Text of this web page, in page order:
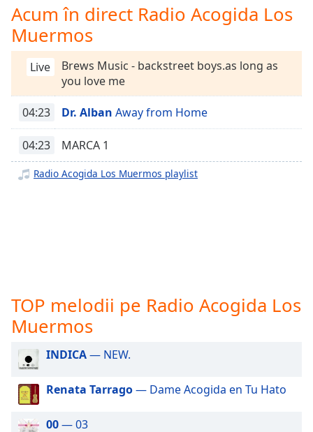
descriptions
off,
selected
subtitles
settings,
opens
subtitles
settings
Picture-
in-
Picture
This
modal
window.
Acum în direct Radio Acogida Los
Muermos
Live
Brews Music - backstreet boys.as long as
you love me
04:23 Dr. Alban Away from Home
04:23 MARCA 1
Radio Acogida Los Muermos playlist
TOP melodii pe Radio Acogida Los
Muermos
INDICA— NEW.
Renata Tarrago— Dame Acogida en Tu Hato
00— 03